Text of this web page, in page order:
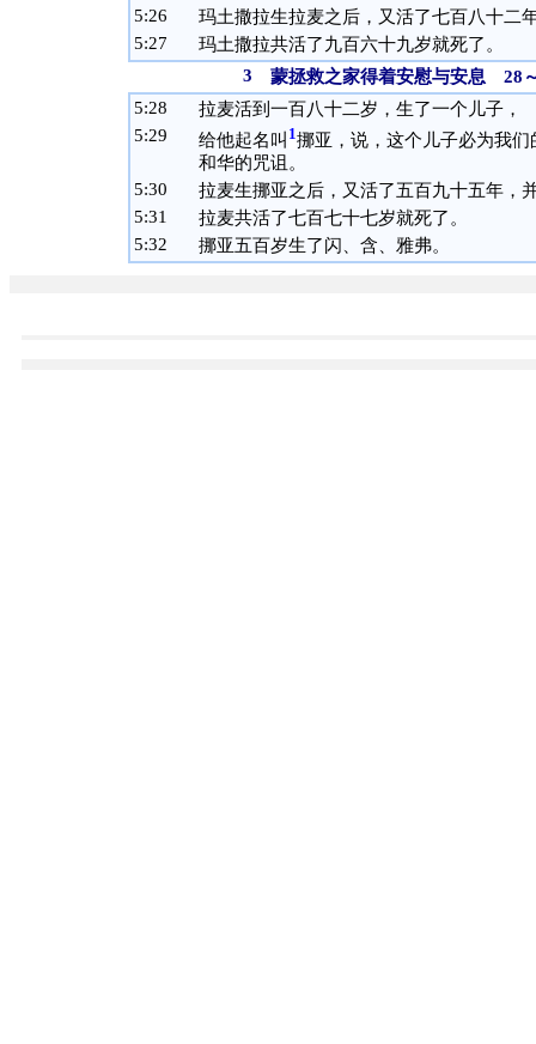
5:26
玛土撒拉生拉麦之后，又活了七百八十二
5:27
玛土撒拉共活了九百六十九岁就死了。
3
蒙拯救之家得着安慰与安息 28
5:28
拉麦活到一百八十二岁，生了一个儿子，
5:29 给他起名叫 1挪亚，说，这个儿子必为我
和华的咒诅。
5:30
拉麦生挪亚之后，又活了五百九十五年，
5:31
拉麦共活了七百七十七岁就死了。
5:32 挪亚五百岁生了闪、含、雅弗。